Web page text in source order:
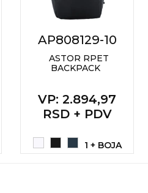
AP808129-10
ASTOR RPET
BACKPACK
VP: 2.894,97
RSD + PDV
1 + BOJA